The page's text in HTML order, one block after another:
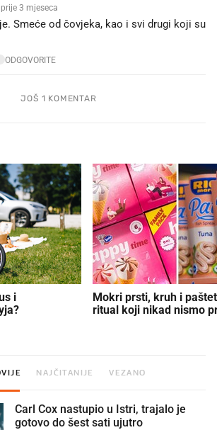
prije 3 mjeseca
Smeće od čovjeka, kao i svi drugi koji su
ODGOVORITE
JOŠ 1 KOMENTAR
i
Mokri prsti, kruh i
ritual koji nikad nismo
NAJČITANIJE VEZANO
Carl Cox nastupio u Istri, trajalo je
gotovo do šest sati ujutro